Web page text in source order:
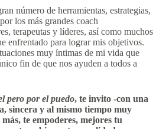
número de herramientas, estrategias,
los más grandes coach
terapeutas y líderes, así como muchos
enfrentado para lograr mis objetivos.
muy íntimas de mi vida que
fin de que nos ayuden a todos a
pero por el puedo, te invito -con una
sincera y al mismo tiempo muy
te empoderes, mejores tu